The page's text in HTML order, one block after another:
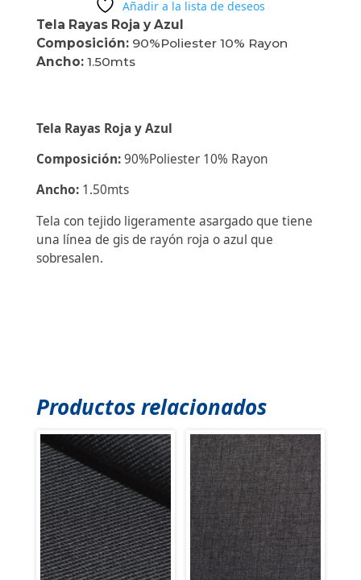
cantidad
Añadir a la lista de deseos
Tela Rayas Roja y Azul
Composición:90%Poliester 10% Rayon
Ancho: 1.50mts
Tela Rayas Roja y Azul
Composición:90%Poliester 10% Rayon
Ancho: 1.50mts
Tela con tejido ligeramente asargado que tiene
una línea de gis de rayón roja o azul que
sobresalen.
Productos relacionados